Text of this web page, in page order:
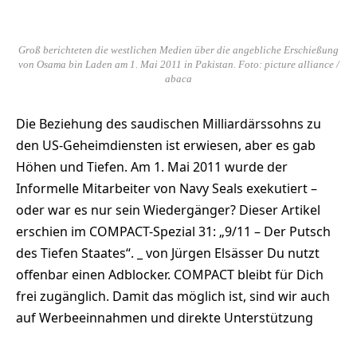
Groß berichteten die westlichen Medien über die angebliche Erschießung
von Osama bin Laden am 1. Mai 2011 in Pakistan. Foto: picture alliance /
abaca
Die Beziehung des saudischen Milliardärssohns zu
den US-Geheimdiensten ist erwiesen, aber es gab
Höhen und Tiefen. Am 1. Mai 2011 wurde der
Informelle Mitarbeiter von Navy Seals exekutiert –
oder war es nur sein Wiedergänger? Dieser Artikel
erschien im COMPACT-Spezial 31: „9/11 – Der Putsch
des Tiefen Staates“. _ von Jürgen Elsässer Du nutzt
offenbar einen Adblocker. COMPACT bleibt für Dich
frei zugänglich. Damit das möglich ist, sind wir auch
auf Werbeeinnahmen und direkte Unterstützung